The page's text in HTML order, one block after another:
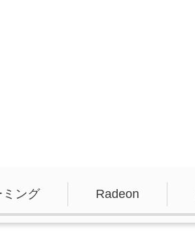
ミング Radeon